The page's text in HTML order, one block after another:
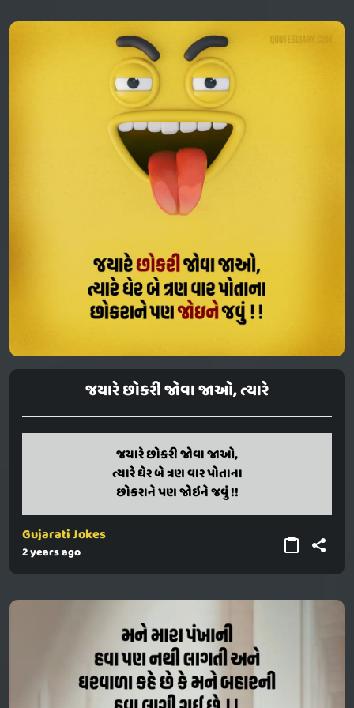
જયારે છોકરી જોવા જાઓ, ત્યારે
જયારે છોકરી જોવા જાઓ,
ત્યારે ઘેર બે ત્રણ વાર પોતાના
છોકરાને પણ જોઇને જવું !!
jayare chhokari jova jao,
tyare gher be tran var potana
chhokarane pan joine javu !!
Gujarati Jokes
2 years ago